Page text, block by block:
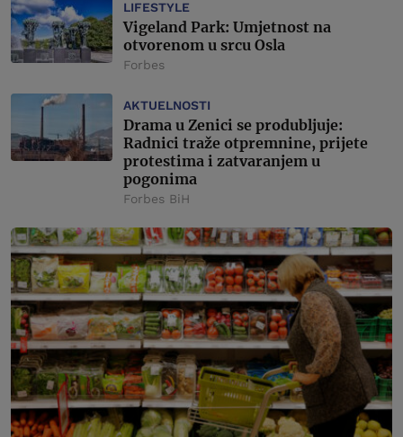
LIFESTYLE
Vigeland Park: Umjetnost na
otvorenom u srcu Osla
Forbes
AKTUELNOSTI
Drama u Zenici se produbljuje:
Radnici traže otpremnine, prijete
protestima i zatvaranjem u
pogonima
Forbes BiH